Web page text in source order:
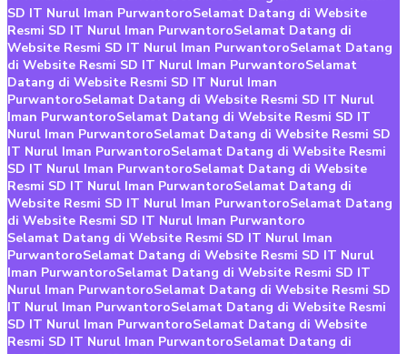
SD IT Nurul Iman PurwantoroSelamat Datang di Website
Resmi SD IT Nurul Iman PurwantoroSelamat Datang di
Website Resmi SD IT Nurul Iman PurwantoroSelamat Datang
di Website Resmi SD IT Nurul Iman PurwantoroSelamat
Datang di Website Resmi SD IT Nurul Iman
PurwantoroSelamat Datang di Website Resmi SD IT Nurul
Iman PurwantoroSelamat Datang di Website Resmi SD IT
Nurul Iman PurwantoroSelamat Datang di Website Resmi SD
IT Nurul Iman PurwantoroSelamat Datang di Website Resmi
SD IT Nurul Iman PurwantoroSelamat Datang di Website
Resmi SD IT Nurul Iman PurwantoroSelamat Datang di
Website Resmi SD IT Nurul Iman PurwantoroSelamat Datang
di Website Resmi SD IT Nurul Iman Purwantoro
Selamat Datang di Website Resmi SD IT Nurul Iman
PurwantoroSelamat Datang di Website Resmi SD IT Nurul
Iman PurwantoroSelamat Datang di Website Resmi SD IT
Nurul Iman PurwantoroSelamat Datang di Website Resmi SD
IT Nurul Iman PurwantoroSelamat Datang di Website Resmi
SD IT Nurul Iman PurwantoroSelamat Datang di Website
Resmi SD IT Nurul Iman PurwantoroSelamat Datang di